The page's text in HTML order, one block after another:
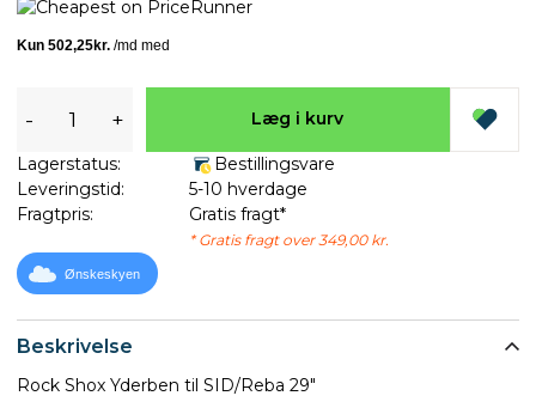
Beskrivelse
Rock Shox Yderben til SID/Reba 29"
- + Læg i kurv
Lagerstatus:
Bestillingsvare
Leveringstid:
5-10 hverdage
Fragtpris:
Gratis fragt*
* Gratis fragt over 349,00 kr.
Ønskeskyen